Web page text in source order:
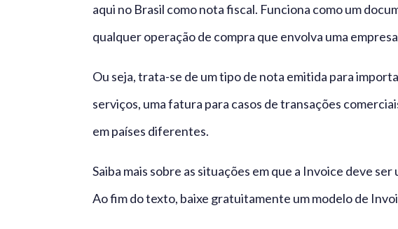
aqui no Brasil como nota fiscal. Funciona como um
qualquer operação de compra que envolva uma
Ou seja, trata-se de um tipo de nota emitida para
serviços, uma fatura para casos de transações
em países diferentes.
Saiba mais sobre as situações em que a Invoice deve
Ao fim do texto, baixe gratuitamente um modelo de